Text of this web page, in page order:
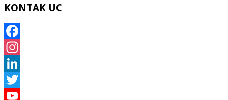
KONTAK UC
Facebook
Instagram
LinkedIn
Twitter